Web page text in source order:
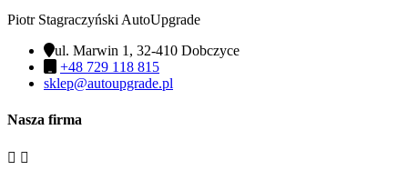
Piotr Stagraczyński AutoUpgrade
ul. Marwin 1, 32-410 Dobczyce
+48 729 118 815
sklep@autoupgrade.pl
Nasza firma
 